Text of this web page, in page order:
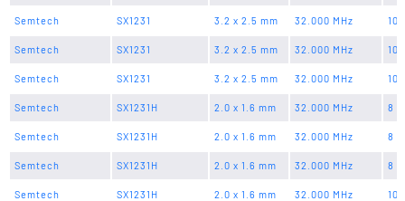
Semtech SX1231 3.2 x 2.5 mm 32.000 MHz 10
Semtech SX1231 3.2 x 2.5 mm 32.000 MHz 10
Semtech SX1231 3.2 x 2.5 mm 32.000 MHz 10
Semtech SX1231H 2.0 x 1.6 mm 32.000 MHz 8
Semtech SX1231H 2.0 x 1.6 mm 32.000 MHz 8
Semtech SX1231H 2.0 x 1.6 mm 32.000 MHz 8
Semtech SX1231H 2.0 x 1.6 mm 32.000 MHz 10